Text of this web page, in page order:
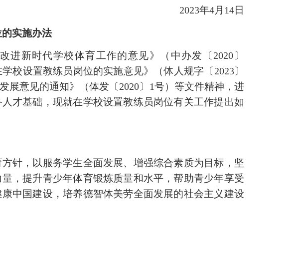
年4月14日
实施办法
新时代学校体育工作的意见》（中办发〔2020〕
校设置教练员岗位的实施意见》（体人规字〔2023〕
展意见的通知》（体发〔2020〕1号）等文件精神，进
才基础，现就在学校设置教练员岗位有关工作提出如
，以服务学生全面发展、增强综合素质为目标，坚
，提升青少年体育锻炼质量和水平，帮助青少年享受
中国建设，培养德智体美劳全面发展的社会主义建设